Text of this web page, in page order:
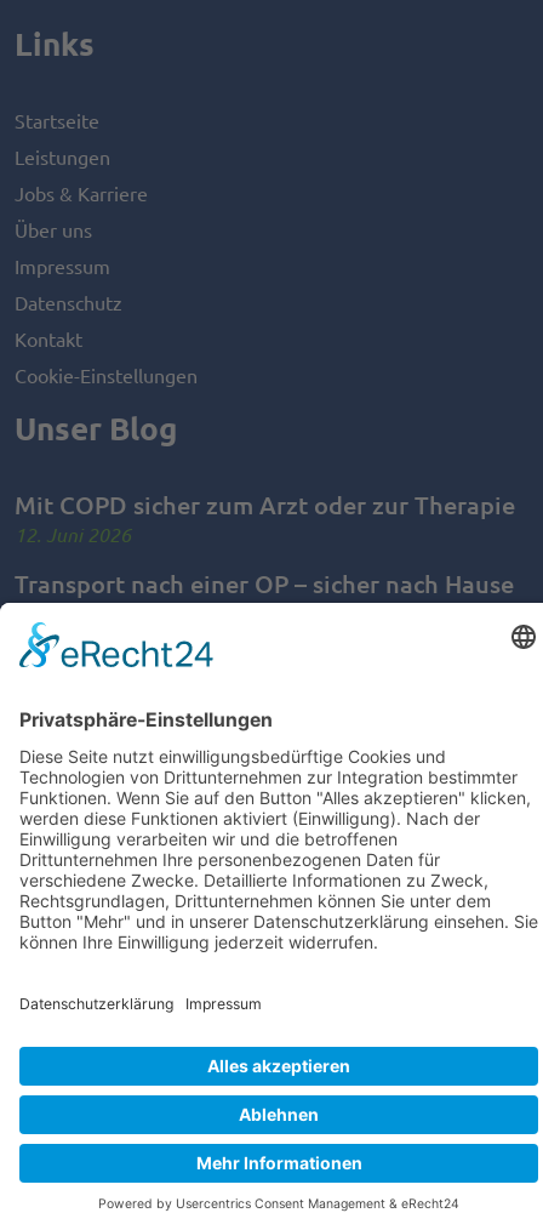
Links
Startseite
Leistungen
Jobs & Karriere
Über uns
Impressum
Datenschutz
Kontakt
Cookie-Einstellungen
Unser Blog
Mit COPD sicher zum Arzt oder zur Therapie
12. Juni 2026
Transport nach einer OP – sicher nach Hause
kommen
28. Mai 2026
© 2023- byPriTumble ®All Rights Reserved by Lenardy